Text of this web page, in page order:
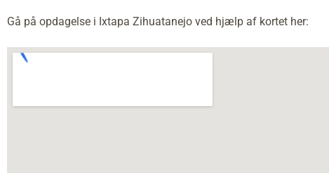
Gå på opdagelse i Ixtapa Zihuatanejo ved hjælp af kortet her: